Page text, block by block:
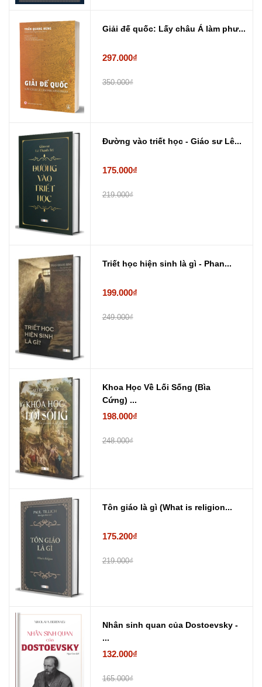
Giải đế quốc: Lấy châu Á làm phư...
297.000₫
350.000₫
Đường vào triết học - Giáo sư Lê...
175.000₫
219.000₫
Triết học hiện sinh là gì - Phan...
199.000₫
249.000₫
Khoa Học Về Lối Sống (Bìa
Cứng) ...
198.000₫
248.000₫
Tôn giáo là gì (What is religion...
175.200₫
219.000₫
Nhân sinh quan của Dostoevsky -
...
132.000₫
165.000₫